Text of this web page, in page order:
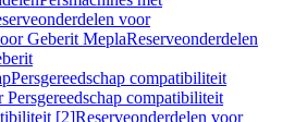
voor
Geberit MeplaReserveonderdelen
Persgereedschap compatibiliteit
Persgereedschap compatibiliteit
[2]Reserveonderdelen voor